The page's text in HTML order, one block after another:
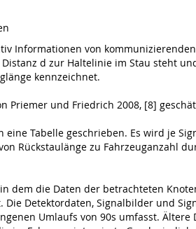
Informationen von
d zur Haltelinie im Stau steht
kennzeichnet.
Priemer und Friedrich 2008, [8]
Tabelle geschrieben. Es wird je
Rückstaulänge zu Fahrzeuganzahl
dem die Daten der betrachteten
Detektordaten, Signalbilder und
Umlaufs von 90s umfasst.